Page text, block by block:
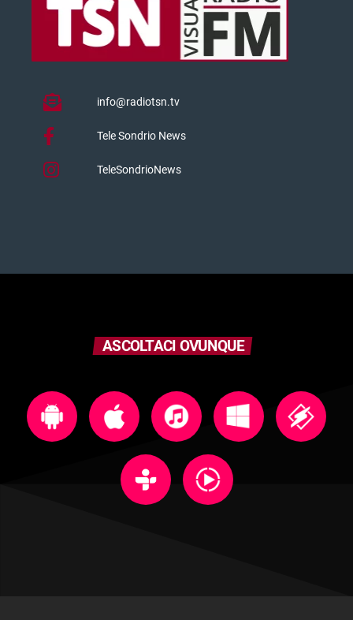
info@radiotsn.tv
Tele Sondrio News
TeleSondrioNews
ASCOLTACI OVUNQUE